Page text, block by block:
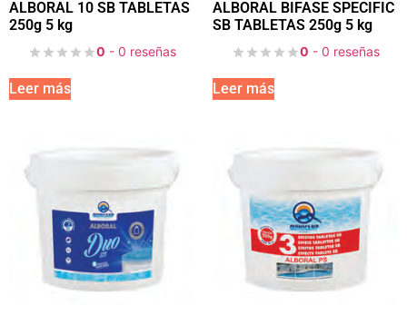
ALBORAL 10 SB TABLETAS
250g 5 kg
0 - 0 reseñas
Leer más
ALBORAL BIFASE SPECIFIC
SB TABLETAS 250g 5 kg
0 - 0 reseñas
Leer más